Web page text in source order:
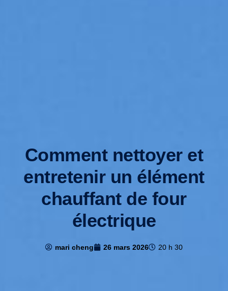
Comment nettoyer et
entretenir un élément
chauffant de four
électrique
mari cheng 26 mars 2026 20 h 30